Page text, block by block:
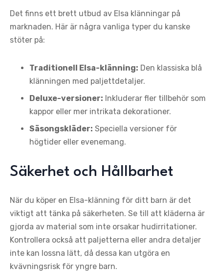
Det finns ett brett utbud av Elsa klänningar på
marknaden. Här är några vanliga typer du kanske
stöter på:
Traditionell Elsa-klänning: Den klassiska blå
klänningen med paljettdetaljer.
Deluxe-versioner: Inkluderar fler tillbehör som
kappor eller mer intrikata dekorationer.
Säsongskläder: Speciella versioner för
högtider eller evenemang.
Säkerhet och Hållbarhet
När du köper en Elsa-klänning för ditt barn är det
viktigt att tänka på säkerheten. Se till att kläderna är
gjorda av material som inte orsakar hudirritationer.
Kontrollera också att paljetterna eller andra detaljer
inte kan lossna lätt, då dessa kan utgöra en
kvävningsrisk för yngre barn.